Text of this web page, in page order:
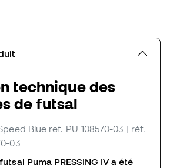
technique des
de futsal
Blue ref. PU_108570-03 | réf.
03
Puma PRESSING IV a été